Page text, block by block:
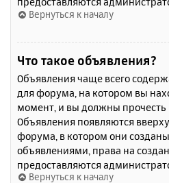
Вернуться к началу
Что такое объявления?
Объявления чаще всего
для форума, на котором вы
момент, и вы должны прочесть
Объявления появляются
форума, в котором они
объявлениями, права на
предоставляются
Вернуться к началу